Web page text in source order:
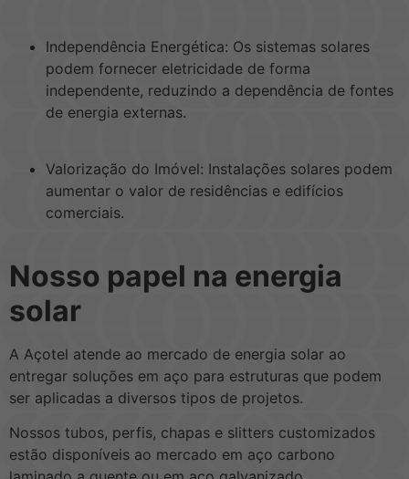
Independência Energética: Os sistemas solares
podem fornecer eletricidade de forma
independente, reduzindo a dependência de fontes
de energia externas.
Valorização do Imóvel: Instalações solares podem
aumentar o valor de residências e edifícios
comerciais.
Nosso papel na energia
solar
A Açotel atende ao mercado de energia solar ao
entregar soluções em aço para estruturas que podem
ser aplicadas a diversos tipos de projetos.
Nossos tubos, perfis, chapas e slitters customizados
estão disponíveis ao mercado em aço carbono